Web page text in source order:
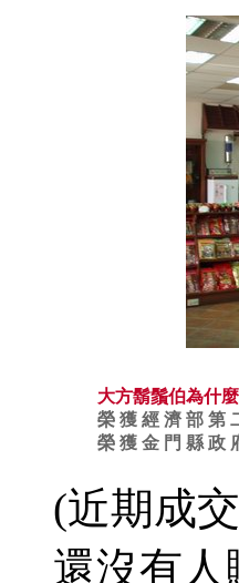
大方鬍鬚伯為什
榮 獲 經 濟 部 第
榮 獲 金 門 縣 政
(近期成
還沒有人